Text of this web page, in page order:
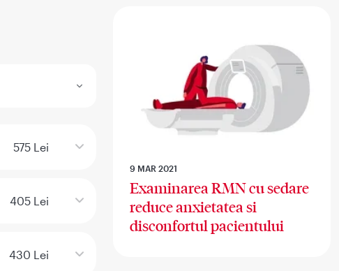
575 Lei
405 Lei
430 Lei
9 MAR 2021
Examinarea RMN cu sedare
reduce anxietatea si
disconfortul pacientului